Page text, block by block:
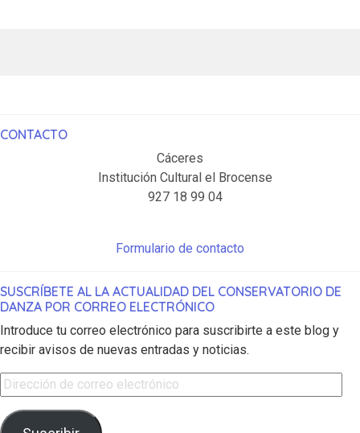
CONTACTO
Cáceres
Institución Cultural el Brocense
927 18 99 04
Formulario de contacto
SUSCRÍBETE AL LA ACTUALIDAD DEL CONSERVATORIO DE
DANZA POR CORREO ELECTRÓNICO
Introduce tu correo electrónico para suscribirte a este blog y
recibir avisos de nuevas entradas y noticias.
Dirección de correo electrónico